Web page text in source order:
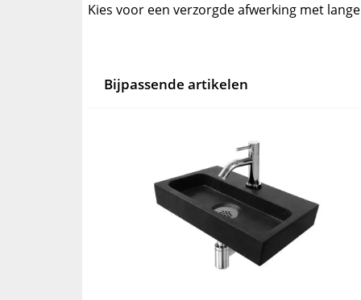
Kies voor een verzorgde afwerking met
Bijpassende artikelen